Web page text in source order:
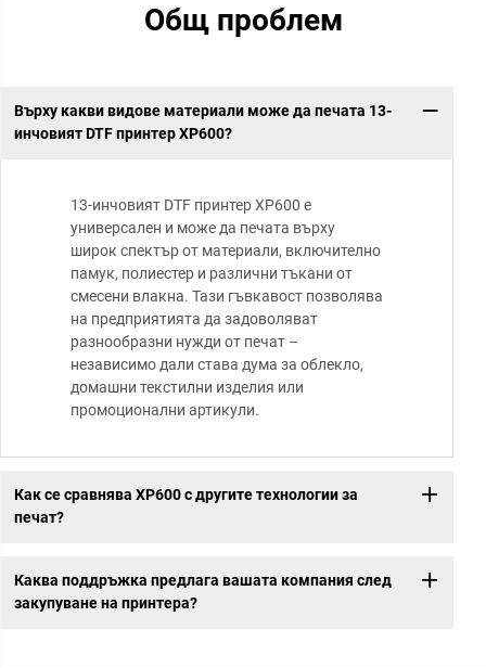
Общ проблем
Върху какви видове материали може да печата 13-
инчовият DTF принтер XP600?
13-инчовият DTF принтер XP600 е
универсален и може да печата върху
широк спектър от материали, включително
памук, полиестер и различни тъкани от
смесени влакна. Тази гъвкавост позволява
на предприятията да задоволяват
разнообразни нужди от печат –
независимо дали става дума за облекло,
домашни текстилни изделия или
промоционални артикули.
Как се сравнява XP600 с другите технологии за
печат?
Каква поддръжка предлага вашата компания след
закупуване на принтера?